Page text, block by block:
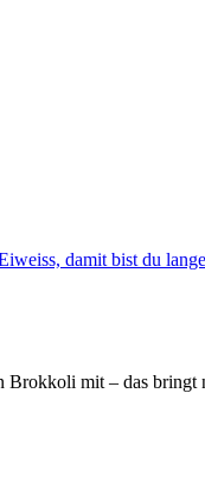
Brokkoli mit – das bringt